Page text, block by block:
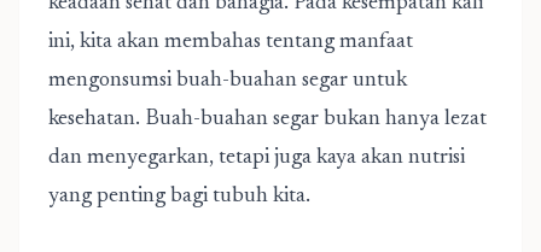
ini, kita akan membahas tentang manfaat
mengonsumsi buah-buahan segar untuk
kesehatan. Buah-buahan segar bukan hanya lezat
dan menyegarkan, tetapi juga kaya akan nutrisi
yang penting bagi tubuh kita.